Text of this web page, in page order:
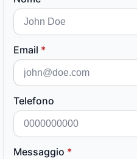
Email *
Telefono
Messaggio *